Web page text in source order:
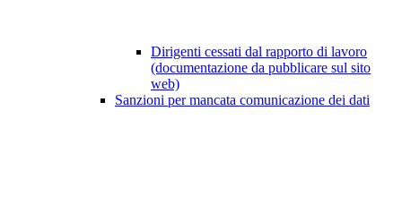
Dirigenti cessati dal rapporto di lavoro
(documentazione da pubblicare sul sito
web)
Sanzioni per mancata comunicazione dei dati